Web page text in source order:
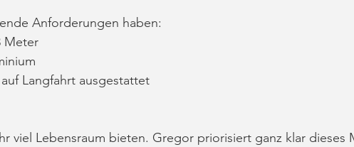
Anforderungen haben:
Meter
Langfahrt ausgestattet
viel Lebensraum bieten. Gregor priorisiert ganz klar dieses